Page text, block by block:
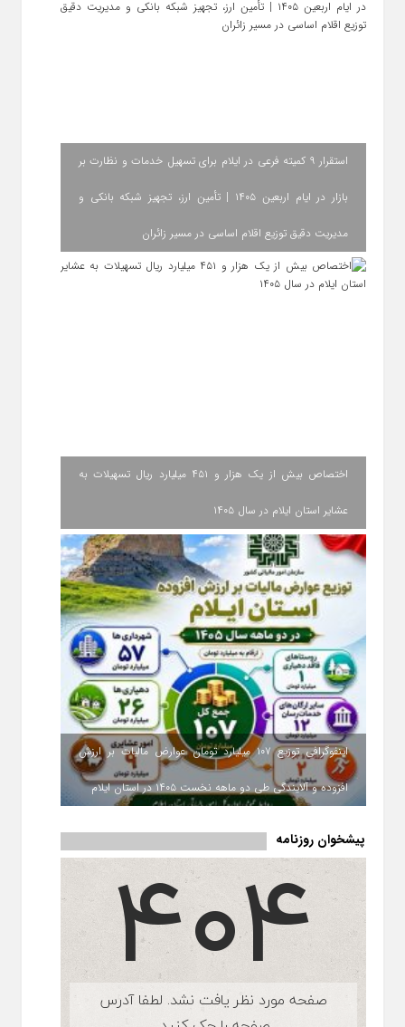
استقرار ۹ کمیته فرعی در ایلام برای تسهیل خدمات و نظارت بر
بازار در ایام اربعین ۱۴۰۵ | تأمین ارز، تجهیز شبکه بانکی و
مدیریت دقیق توزیع اقلام اساسی در مسیر زائران
اختصاص بیش از یک هزار و ۴۵۱ میلیارد ریال تسهیلات به
عشایر استان ایلام در سال ۱۴۰۵
اینفوگرافی توزیع ۱۰۷ میلیارد تومان عوارض مالیات بر ارزش
افزوده و آلایندگی طی دو ماهه نخست ۱۴۰۵ در استان ایلام
پیشخوان روزنامه